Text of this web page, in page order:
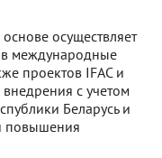
осуществляет
международные
проектов IFAC и
с учетом
Беларусь и
повышения